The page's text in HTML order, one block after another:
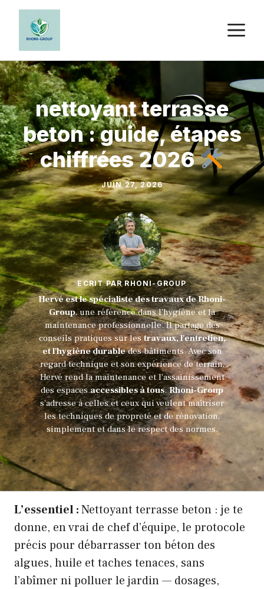
Aller
contenu
nettoyant terrasse
beton : guide, étapes
chiffrées 2026
JUIN 27, 2026
ECRIT PAR RHONI-GROUP
Hervé est le spécialiste des travaux de Rhoni-
Group, une référence dans l'hygiène et la
maintenance professionnelle. Il partage des
conseils pratiques sur lestravaux, l'entretien,
et l'hygiène durabledes bâtiments. Avec son
regard technique et son expérience de terrain,
Hervé rend la maintenance et l'assainissement
des espacesaccessibles à tous.Rhoni-Group
s’adresse à celles et ceux qui veulent maîtriser
les techniques de propreté et de rénovation,
simplement et dans le respect des normes.
L’essentiel :Nettoyant terrasse beton : je te
donne, en vrai de chef d’équipe, le protocole
précis pour débarrasser ton béton des
algues, huile et taches tenaces, sans
l’abîmer ni polluer le jardin — dosages,